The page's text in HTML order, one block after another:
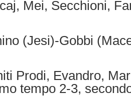
Mei, Secchioni,
(Jesi)-Gobbi
Prodi, Evandro,
tempo 2-3,